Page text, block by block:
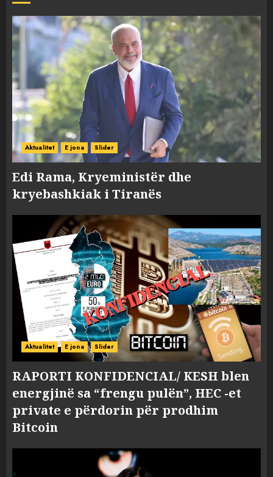
Aktualitet E jona Slider
Edi Rama, Kryeministër dhe
kryebashkiak i Tiranës
Aktualitet E jona Slider
RAPORTI KONFIDENCIAL/ KESH blen
energjinë sa “frengu pulën”, HEC -et
private e përdorin për prodhim
Bitcoin